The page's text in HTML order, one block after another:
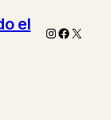
el
Instagram
X